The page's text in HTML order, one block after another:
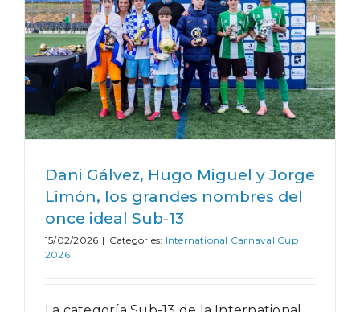
Dani Gálvez, Hugo Miguel y Jorge
Limón, los grandes nombres del
once ideal Sub-13
15/02/2026 | Categories: International Carnaval Cup
2026